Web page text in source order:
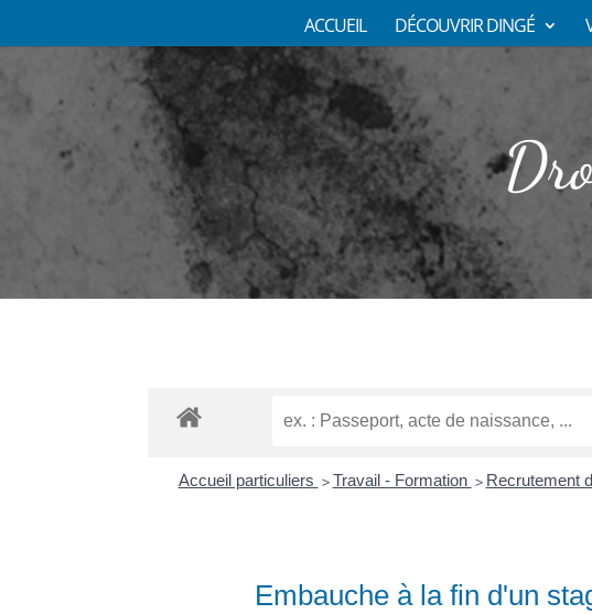
ACCUEIL DÉCOUVRIR DINGÉ
Accueil particuliers > Travail - Formation > Recrutement
Embauche à la fin d'un